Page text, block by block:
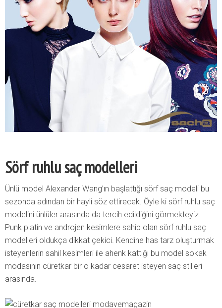
Sörf ruhlu saç modelleri
Ünlü model Alexander Wang’ın başlattığı sörf saç modeli bu
sezonda adından bir hayli söz ettirecek. Öyle ki sörf ruhlu saç
modelini ünlüler arasında da tercih edildiğini görmekteyiz.
Punk platin ve androjen kesimlere sahip olan sörf ruhlu saç
modelleri oldukça dikkat çekici. Kendine has tarz oluşturmak
isteyenlerin sahil kesimleri ile ahenk kattığı bu model sokak
modasının cüretkar bir o kadar cesaret isteyen saç stilleri
arasında.